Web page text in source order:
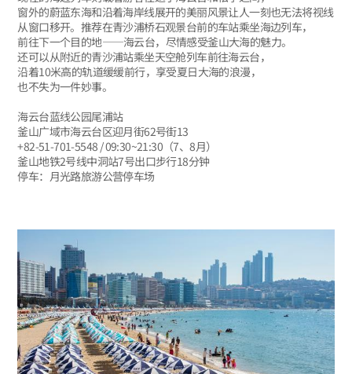
窗外的蔚蓝东海和沿着海岸线展开的美丽风景让人一刻也无法将视线
从窗口移开。推荐在青沙浦桥石观景台前的车站乘坐海边列车，
前往下一个目的地——海云台，尽情感受釜山大海的魅力。
还可以从附近的青沙浦站乘坐天空舱列车前往海云台，
沿着10米高的轨道缓缓前行，享受夏日大海的浪漫，
也不失为一件妙事。
海云台蓝线公园尾浦站
釜山广域市海云台区迎月街62号街13
+82-51-701-5548 / 09:30~21:30（7、8月）
釜山地铁2号线中洞站7号出口步行18分钟
停车：月光路旅游公营停车场